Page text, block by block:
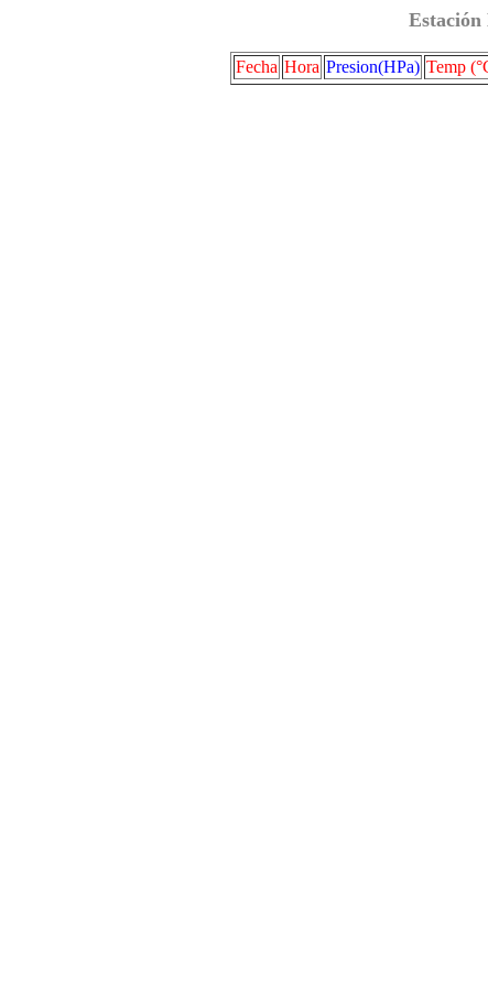
Estación
Fecha Hora Presion(HPa) Temp